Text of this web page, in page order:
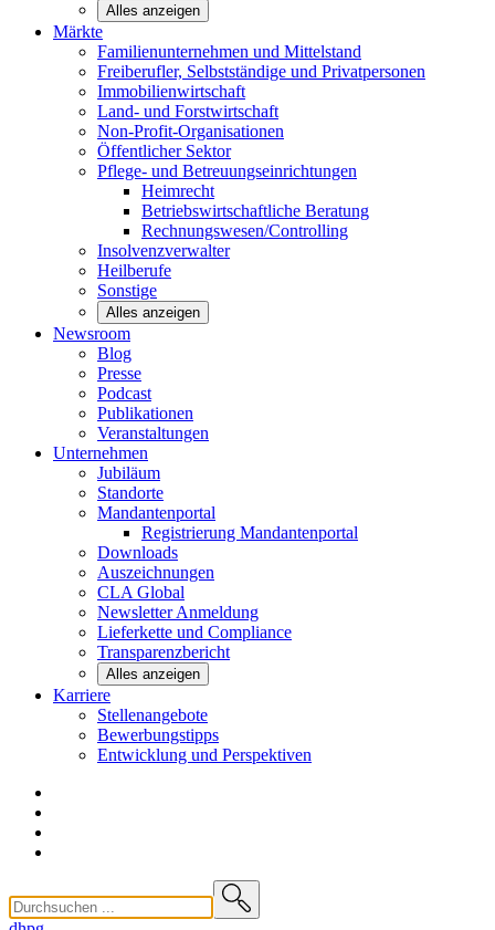
Alles anzeigen
Märkte
Familienunternehmen und Mittelstand
Freiberufler, Selbstständige und Privatpersonen
Immobilienwirtschaft
Land- und Forstwirtschaft
Non-Profit-Organisationen
Öffentlicher Sektor
Pflege- und Betreuungseinrichtungen
Heimrecht
Betriebswirtschaftliche Beratung
Rechnungswesen/Controlling
Insolvenzverwalter
Heilberufe
Sonstige
Alles anzeigen
Newsroom
Blog
Presse
Podcast
Publikationen
Veranstaltungen
Unternehmen
Jubiläum
Standorte
Mandantenportal
Registrierung Mandantenportal
Downloads
Auszeichnungen
CLAGlobal
NewsletterAnmeldung
Lieferkette und Compliance
Transparenzbericht
Alles anzeigen
Karriere
Stellenangebote
Bewerbungstipps
Entwicklung und Perspektiven